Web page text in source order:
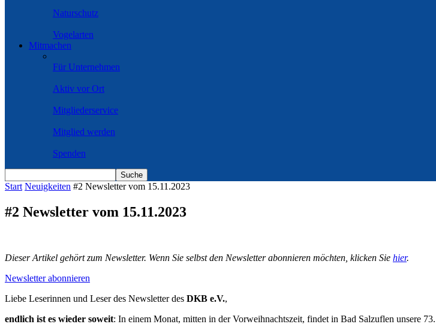
Naturschutz
Vogelarten
Mitmachen
Für Unternehmen
Aktiv vor Ort
Mitgliederservice
Mitglied werden
Spenden
Start Neuigkeiten #2 Newsletter vom 15.11.2023
#2 Newsletter vom 15.11.2023
Dieser Artikel gehört zum Newsletter. Wenn Sie selbst den Newsletter abonnieren möchten, klicken Sie hier.
Newsletter abonnieren
Liebe Leserinnen und Leser des Newsletter des DKB e.V.,
endlich ist es wieder soweit: In einem Monat, mitten in der Vorweihnachtszeit, findet in Bad Salzuflen unsere